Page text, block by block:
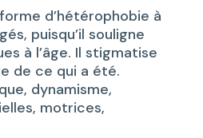
d’hétérophobie à
puisqu’il souligne
à l’âge. Il stigmatise
de ce qui a été.
dynamisme,
motrices,